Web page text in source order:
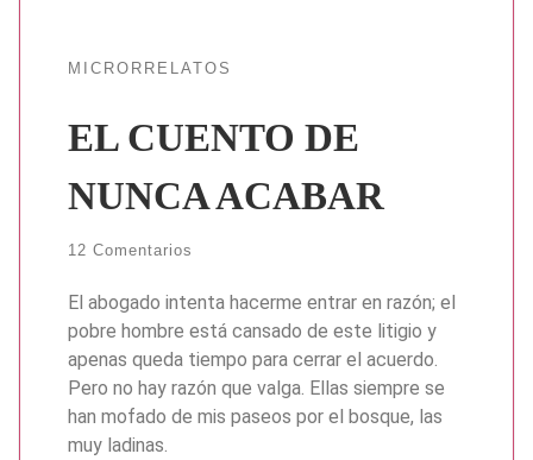
MICRORRELATOS
EL CUENTO DE
NUNCA ACABAR
12 Comentarios
El abogado intenta hacerme entrar en razón; el
pobre hombre está cansado de este litigio y
apenas queda tiempo para cerrar el acuerdo.
Pero no hay razón que valga. Ellas siempre se
han mofado de mis paseos por el bosque, las
muy ladinas.